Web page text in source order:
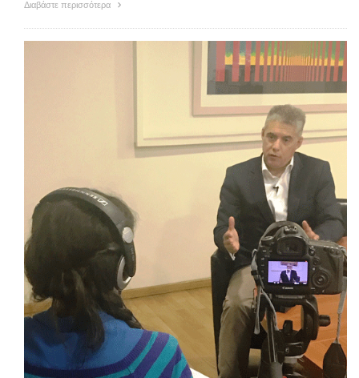
Διαβάστε περισσότερα